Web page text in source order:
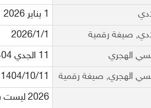
1 يناير 2026
صيغة رقمية
2026/1/1
الهجري
11 الجدي 1404
الهجري, صيغة رقمية
1404/10/11
2026 ليست سنة كبيسة